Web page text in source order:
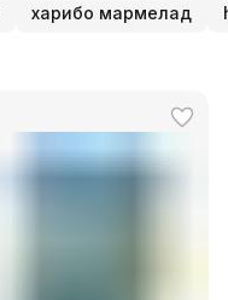
харибо мармелад